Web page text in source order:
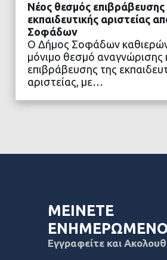
ΔΙΑΒΑΣΤΕ
Νέος θεσμός επιβράβευσης
εκπαιδευτικής αριστείας
Σοφάδων
Ο Δήμος Σοφάδων
μόνιμο θεσμό αναγνώρισης
επιβράβευσης της
αριστείας, με…
ΜΕΙΝΕΤΕ
Εγγραφείτε και